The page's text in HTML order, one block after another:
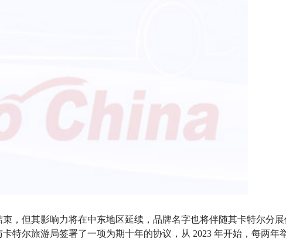
，但其影响力将在中东地区延续，品牌名字也将伴随其卡特尔分展
特尔旅游局签署了一项为期十年的协议，从 2023 年开始，每两年